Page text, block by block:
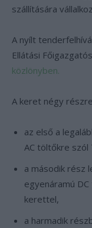
szállítására
A nyílt
Ellátási
közlönyben.
A keret négy
az első a
AC töltőkre
a második rész
egyenáramú
kerettel,
a harmadik